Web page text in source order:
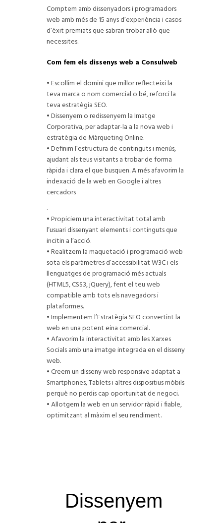
Comptem amb dissenyadors i programadors
web amb més de 15 anys d’experiència i casos
d’èxit premiats que sabran trobar allò que
necessites.
Com fem els dissenys web a Consulweb
• Escollim el domini que millor reflecteixi la
teva marca o nom comercial o bé, reforci la
teva estratègia SEO.
• Dissenyem o redissenyem la Imatge
Corporativa, per adaptar-la a la nova web i
estratègia de Màrqueting Online.
• Definim l’estructura de continguts i menús,
ajudant als teus visitants a trobar de forma
ràpida i clara el que busquen. A més afavorim la
indexació de la web en Google i altres
cercadors
.
• Propiciem una interactivitat total amb
l’usuari dissenyant elements i continguts que
incitin a l’acció.
• Realitzem la maquetació i programació web
sota els paràmetres d’accessibilitat W3C i els
llenguatges de programació més actuals
(HTML5, CSS3, jQuery), fent el teu web
compatible amb tots els navegadors i
plataformes.
• Implementem l’Estratègia SEO convertint la
web en una potent eina comercial.
• Afavorim la interactivitat amb les Xarxes
Socials amb una imatge integrada en el disseny
web.
• Creem un disseny web responsive adaptat a
Smartphones, Tablets i altres dispositius mòbils
perquè no perdis cap oportunitat de negoci.
• Allotgem la web en un servidor ràpid i fiable,
optimitzant al màxim el seu rendiment.
Dissenyem